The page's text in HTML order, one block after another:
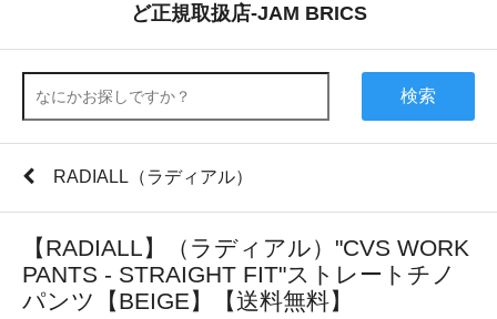
ど正規取扱店-JAM BRICS
検索
RADIALL（ラディアル）
【RADIALL】（ラディアル）"CVS WORK
PANTS - STRAIGHT FIT"ストレートチノ
パンツ【BEIGE】【送料無料】